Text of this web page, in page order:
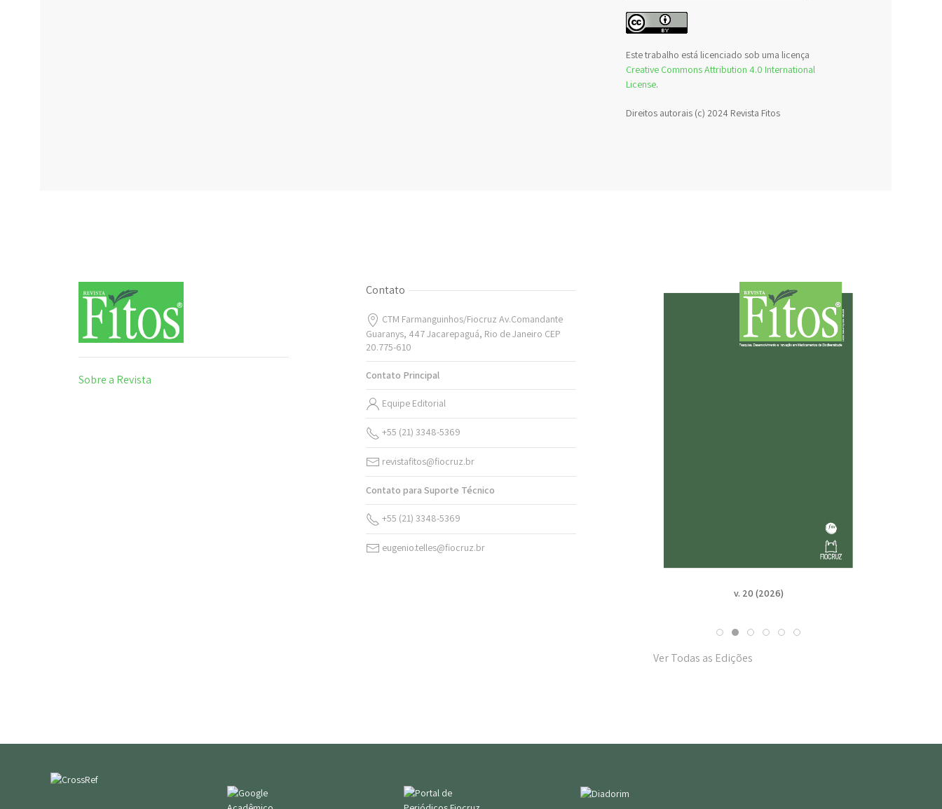
Este trabalho está licenciado sob uma licença
Creative Commons Attribution 4.0 International
License.
Direitos autorais (c) 2024 Revista Fitos
Sobre a Revista
Contato
CTM Farmanguinhos/Fiocruz Av.Comandante
Guaranys, 447 Jacarepaguá, Rio de Janeiro CEP
20.775-610
Contato Principal
Equipe Editorial
+55 (21) 3348-5369
revistafitos@fiocruz.br
Contato para Suporte Técnico
+55 (21) 3348-5369
eugenio.telles@fiocruz.br
Ver Todas as Edições